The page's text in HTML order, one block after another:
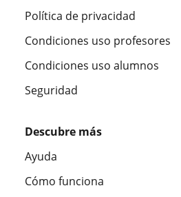
Política de privacidad
Condiciones uso profesores
Condiciones uso alumnos
Seguridad
Descubre más
Ayuda
Cómo funciona